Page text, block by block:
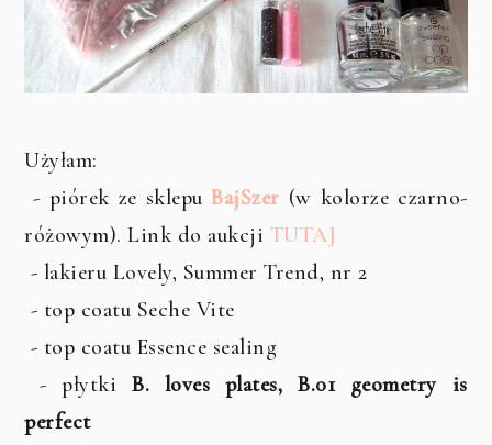
Użyłam:
- piórek ze sklepuBajSzer (w kolorze czarno-
różowym). Link do aukcji TUTAJ
- lakieru Lovely, Summer Trend, nr 2
- top coatu Seche Vite
- top coatu Essence sealing
- płytkiB. loves plates, B.01 geometry is
perfect